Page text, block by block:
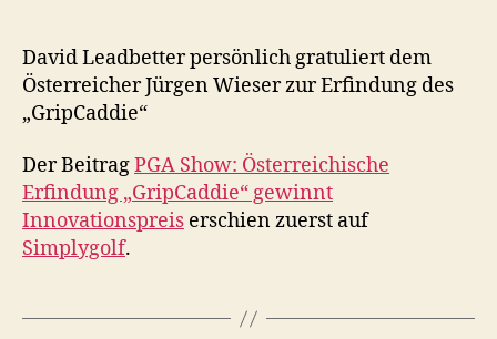
David Leadbetter persönlich gratuliert dem
Österreicher Jürgen Wieser zur Erfindung des
„GripCaddie“
Der BeitragPGA Show: Österreichische
Erfindung „GripCaddie“ gewinnt
Innovationspreis erschien zuerst auf
Simplygolf.